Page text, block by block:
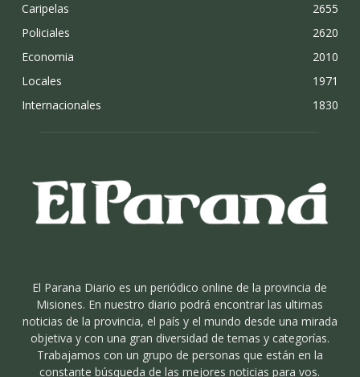
Caripelas
2655
Policiales
2620
Economia
2010
Locales
1971
Internacionales
1830
El Parana Diario es un periódico online de la provincia de
Misiones. En nuestro diario podrá encontrar las ultimas
noticias de la provincia, el país y el mundo desde una mirada
objetiva y con una gran diversidad de temas y categorías.
Trabajamos con un grupo de personas que están en la
constante búsqueda de las mejores noticias para vos.